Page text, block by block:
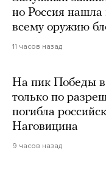
но Россия нашла
всему оружию
11 часов назад
На пик Победы в
только по
погибла
Наговицина
9 часов назад